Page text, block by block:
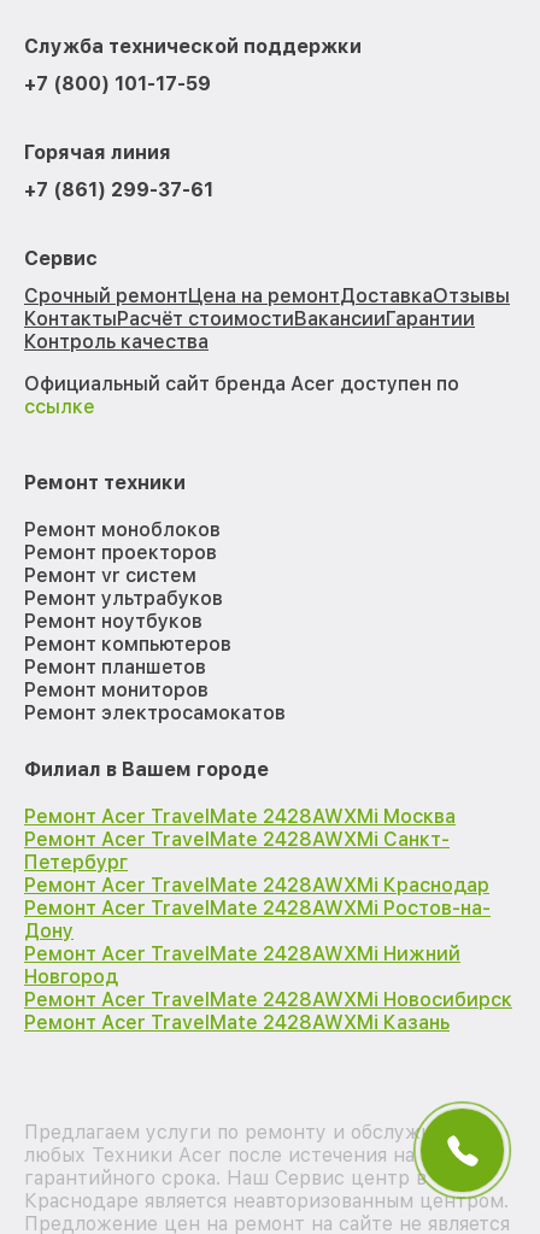
Служба технической поддержки
+7 (800) 101-17-59
Горячая линия
+7 (861) 299-37-61
Сервис
Срочный ремонтЦена на ремонтДоставкаОтзывы
КонтактыРасчёт стоимостиВакансииГарантии
Контроль качества
Официальный сайт бренда Acer доступен по
ссылке
Ремонт техники
Ремонт моноблоков
Ремонт проекторов
Ремонт vr систем
Ремонт ультрабуков
Ремонт ноутбуков
Ремонт компьютеров
Ремонт планшетов
Ремонт мониторов
Ремонт электросамокатов
Филиал в Вашем городе
Ремонт Acer TravelMate 2428AWXMi Москва
Ремонт Acer TravelMate 2428AWXMi Санкт-
Петербург
Ремонт Acer TravelMate 2428AWXMi Краснодар
Ремонт Acer TravelMate 2428AWXMi Ростов-на-
Дону
Ремонт Acer TravelMate 2428AWXMi Нижний
Новгород
Ремонт Acer TravelMate 2428AWXMi Новосибирск
Ремонт Acer TravelMate 2428AWXMi Казань
Предлагаем услуги по ремонту и обслуживанию
любых Техники Acer после истечения на них
гарантийного срока. Наш Сервис центр в
Краснодаре является неавторизованным центром.
Предложение цен на ремонт на сайте не является